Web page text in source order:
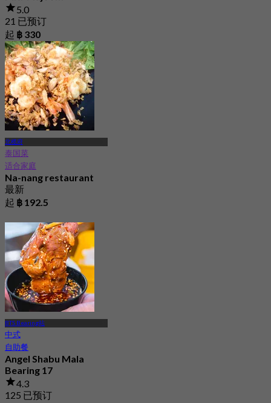
5.0
21 已预订
起 ฿ 330
北榄府
泰国菜
适合家庭
Na-nang restaurant
最新
起 ฿ 192.5
BTS Bearing站
中式
自助餐
Angel Shabu Mala
Bearing 17
4.3
125 已预订